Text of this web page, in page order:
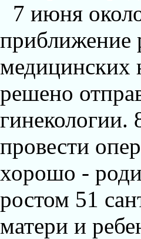
7 июня
приближение
медицинских
решено
провести
хорошо -
ростом 51
матери и